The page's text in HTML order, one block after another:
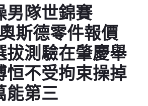
男隊世錦賽
斯德零件報價
拔測驗在肇慶舉
恒不受拘束操掉
能第三